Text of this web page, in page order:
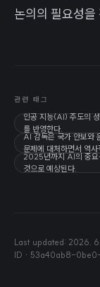
논의의 필요성을
관련 태그
인공 지능(AI) 주도의
를 반영한다.
AI 감독은 국가 안보와
문제에 대처하면서 역
2025년까지 AI의 중요
것으로 예상된다.
Last updated: 2026.
ID · 53a40ab8-